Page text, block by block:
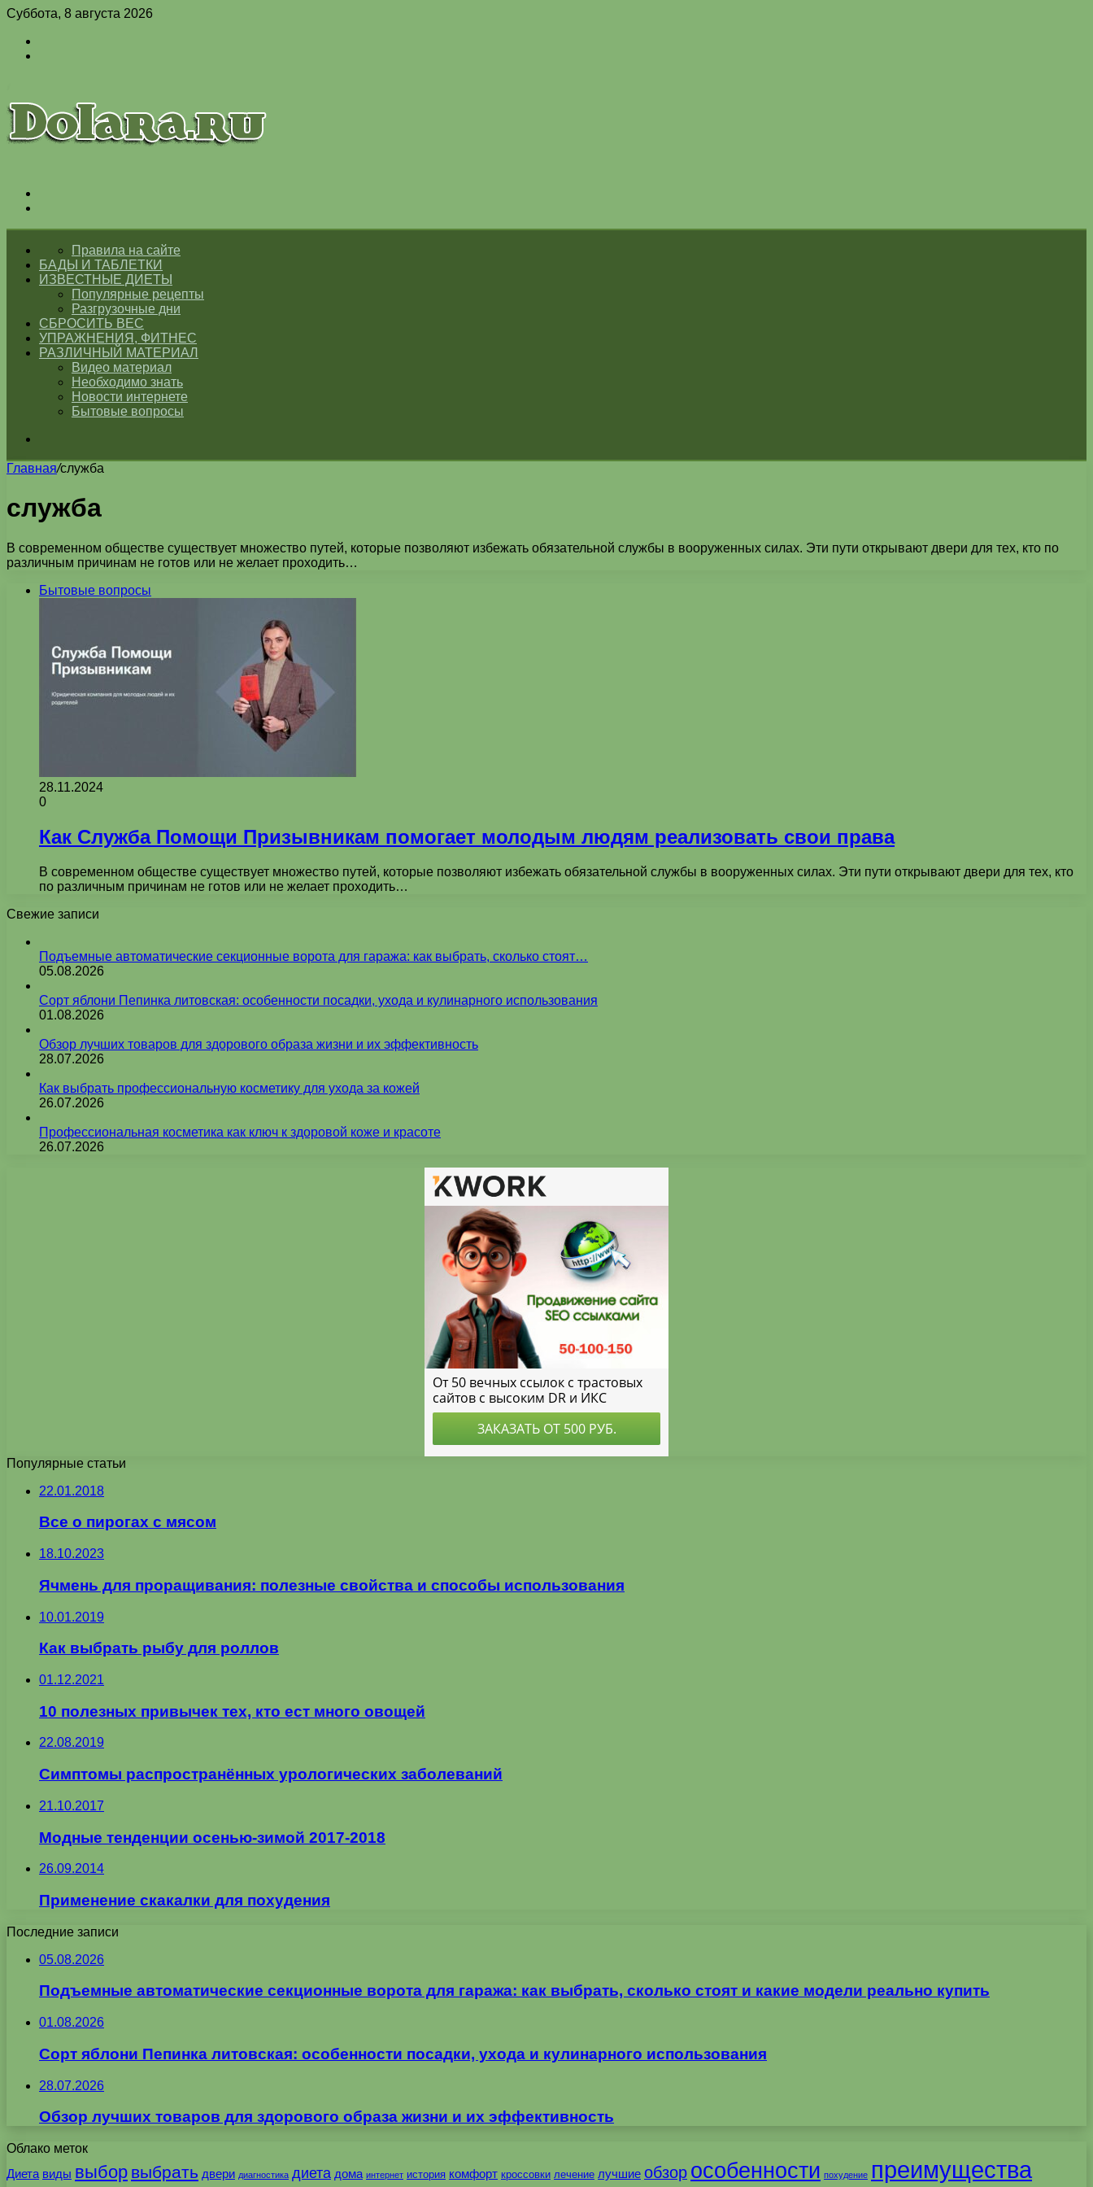
Суббота, 8 августа 2026
ГЛАВНАЯПравила на сайте
БАДЫ И ТАБЛЕТКИ
ИЗВЕСТНЫЕ ДИЕТЫ
Популярные рецепты
Разгрузочные дни
СБРОСИТЬ ВЕС
УПРАЖНЕНИЯ, ФИТНЕС
РАЗЛИЧНЫЙ МАТЕРИАЛ
Видео материал
Необходимо знать
Новости интернете
Бытовые вопросы
Главная/служба
служба
В современном обществе существует множество путей, которые позволяют избежать обязательной службы в вооруженных силах. Эти пути открывают двери для тех, кто по
различным причинам не готов или не желает проходить…
Бытовые вопросы
28.11.2024
0
Как Служба Помощи Призывникам помогает молодым людям реализовать свои права
В современном обществе существует множество путей, которые позволяют избежать обязательной службы в вооруженных силах. Эти пути открывают двери для тех, кто
по различным причинам не готов или не желает проходить…
Свежие записи
Подъемные автоматические секционные ворота для гаража: как выбрать, сколько стоят…
05.08.2026
Сорт яблони Пепинка литовская: особенности посадки, ухода и кулинарного использования
01.08.2026
Обзор лучших товаров для здорового образа жизни и их эффективность
28.07.2026
Как выбрать профессиональную косметику для ухода за кожей
26.07.2026
Профессиональная косметика как ключ к здоровой коже и красоте
26.07.2026
Популярные статьи
22.01.2018
Все о пирогах с мясом
18.10.2023
Ячмень для проращивания: полезные свойства и способы использования
10.01.2019
Как выбрать рыбу для роллов
01.12.2021
10 полезных привычек тех, кто ест много овощей
22.08.2019
Симптомы распространённых урологических заболеваний
21.10.2017
Модные тенденции осенью-зимой 2017-2018
26.09.2014
Применение скакалки для похудения
Последние записи
05.08.2026
Подъемные автоматические секционные ворота для гаража: как выбрать, сколько стоят и какие модели реально купить
01.08.2026
Сорт яблони Пепинка литовская: особенности посадки, ухода и кулинарного использования
28.07.2026
Обзор лучших товаров для здорового образа жизни и их эффективность
Облако меток
Диета виды выбор выбрать двери диагностика диета дома интернет история комфорт кроссовки лечение лучшие обзор особенности похудение преимущества